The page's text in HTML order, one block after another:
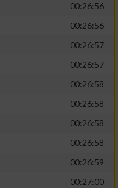
00:26:56
00:26:56
00:26:57
00:26:57
00:26:58
00:26:58
00:26:58
00:26:58
00:26:59
00:27:00